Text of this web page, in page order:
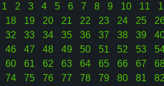
1 2 3 4 5 6 7 8 9 10 11
18
19 20 21 22 23 24 25
32
33 34 35 36 37 38 39
46
47 48 49 50 51 52 53
60
61 62 63 64 65 66 67
74
75 76 77 78 79 80 81 82